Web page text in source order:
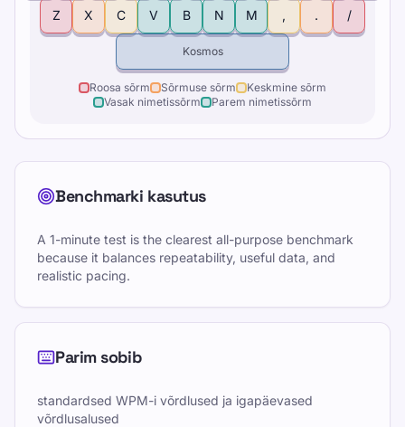
Z X C V B N M , . /
Kosmos
Roosa sõrm Sõrmuse sõrm
Keskmine sõrm
Vasak nimetissõrm
Parem nimetissõrm
Benchmarki kasutus
A 1-minute test is the clearest all-purpose benchmark
because it balances repeatability, useful data, and
realistic pacing.
Parim sobib
standardsed WPM-i võrdlused ja igapäevased
võrdlusalused